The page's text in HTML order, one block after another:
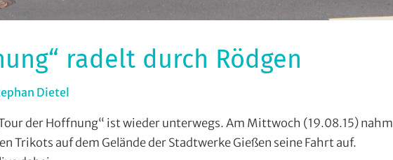
radelt durch Rödgen
Dietel
Rundstrecke,
Strasse,
der Hoffnung“ ist wieder unterwegs. Am Mittwoch (19.08.15) nahm
Trikots auf dem Gelände der Stadtwerke Gießen seine Fahrt auf.